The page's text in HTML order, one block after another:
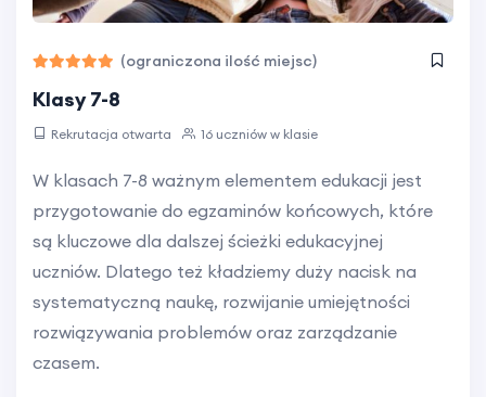
(ograniczona ilość miejsc)
Klasy 7-8
Rekrutacja otwarta 16 uczniów w klasie
W klasach 7-8 ważnym elementem edukacji jest
przygotowanie do egzaminów końcowych, które
są kluczowe dla dalszej ścieżki edukacyjnej
uczniów. Dlatego też kładziemy duży nacisk na
systematyczną naukę, rozwijanie umiejętności
rozwiązywania problemów oraz zarządzanie
czasem.